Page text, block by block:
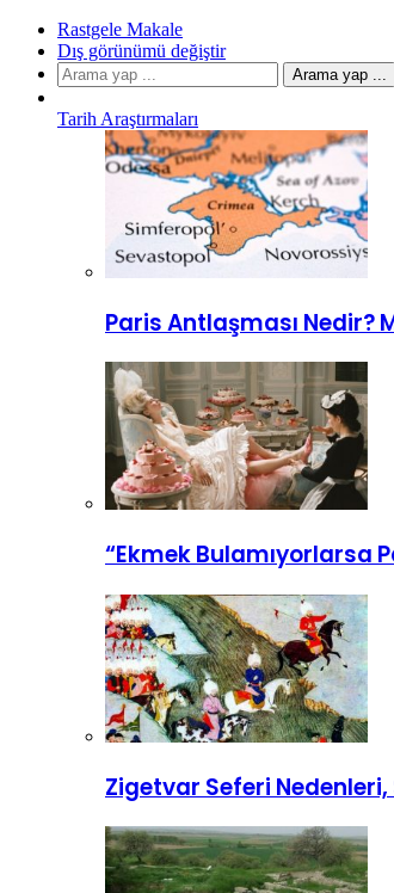
Rastgele Makale
Dış görünümü değiştir
Arama yap ...
Tarih Araştırmaları
Paris Antlaşması Nedir?
“Ekmek Bulamıyorlarsa
Zigetvar Seferi